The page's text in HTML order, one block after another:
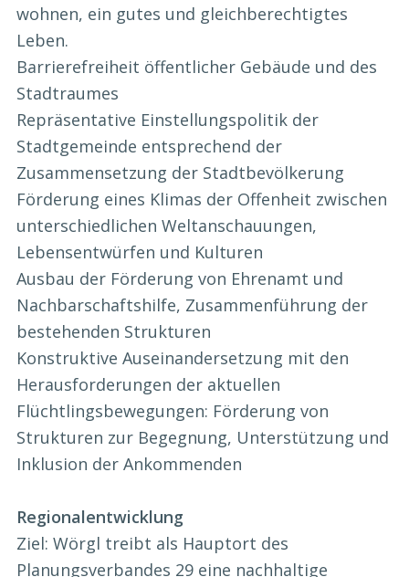
wohnen, ein gutes und gleichberechtigtes
Leben.
Barrierefreiheit öffentlicher Gebäude und des
Stadtraumes
Repräsentative Einstellungspolitik der
Stadtgemeinde entsprechend der
Zusammensetzung der Stadtbevölkerung
Förderung eines Klimas der Offenheit zwischen
unterschiedlichen Weltanschauungen,
Lebensentwürfen und Kulturen
Ausbau der Förderung von Ehrenamt und
Nachbarschaftshilfe, Zusammenführung der
bestehenden Strukturen
Konstruktive Auseinandersetzung mit den
Herausforderungen der aktuellen
Flüchtlingsbewegungen: Förderung von
Strukturen zur Begegnung, Unterstützung und
Inklusion der Ankommenden
Regionalentwicklung
Ziel: Wörgl treibt als Hauptort des
Planungsverbandes 29 eine nachhaltige